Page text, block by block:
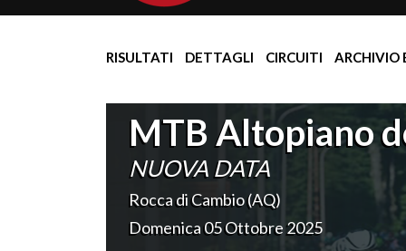
RISULTATI DETTAGLI CIRCUITI ARCHIVIO
MTB Altopiano
NUOVA DATA
Rocca di Cambio (AQ)
Domenica 05 Ottobre 2025